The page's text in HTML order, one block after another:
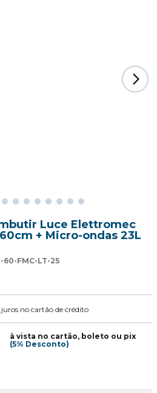
Luce Elettromec
+ Micro-ondas 23L
FMC-LT-25
no cartão de crédito
à vista no cartão, boleto ou pix
(5% Desconto)